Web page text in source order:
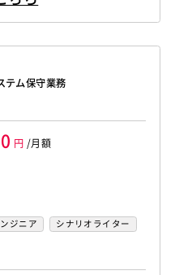
テム保守業務
円 /月額
ジニア シナリオライター